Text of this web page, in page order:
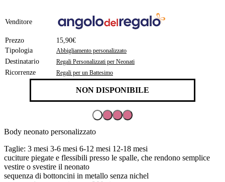
Venditore
Prezzo
15,90€
Tipologia
Abbigliamento personalizzato
Destinatario Regali Personalizzati per Neonati
Ricorrenze Regali per un Battesimo
NON DISPONIBILE
Body neonato personalizzato
Taglie: 3 mesi 3-6 mesi 6-12 mesi 12-18 mesi
cuciture piegate e flessibili presso le spalle, che rendono semplice
vestire o svestire il neonato
sequenza di bottoncini in metallo senza nichel